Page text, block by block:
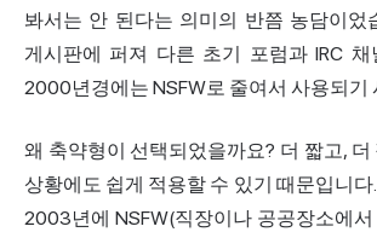
봐서는 안 된다는 의미의 반쯤 농담이었
게시판에 퍼져 다른 초기 포럼과 IRC 채
2000년경에는 NSFW로 줄여서 사용되기
왜 축약형이 선택되었을까요? 더 짧고, 더
상황에도 쉽게 적용할 수 있기 때문입니
2003년에 NSFW(직장이나 공공장소에